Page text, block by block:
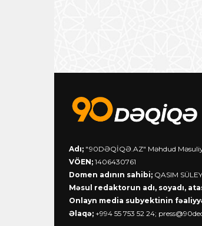
Adı; "90DƏQİQƏ.AZ" Məhdud
VÖEN; 1406430761
Domen adının sahibi; QASIM
Məsul redaktorun adı, soyadı,
Onlayn media subyektinin
Əlaqə; +994 55 753 52 24;